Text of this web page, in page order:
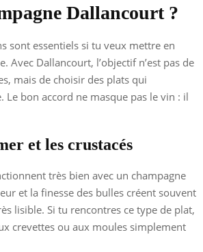
Dallancourt ?
sont essentiels si tu veux mettre en
Avec Dallancourt, l’objectif n’est pas de
mais de choisir des plats qui
Le bon accord ne masque pas le vin : il
et les crustacés
très bien avec un champagne
et la finesse des bulles créent souvent
lisible. Si tu rencontres ce type de plat,
crevettes ou aux moules simplement